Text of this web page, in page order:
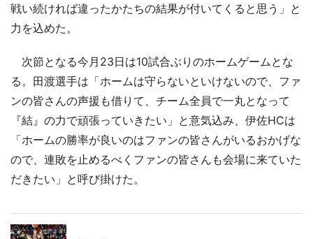
戦い続ければ違ったかたちの結果が付いてくると思う」と
力を込めた。
次節となる今月23日は10試合ぶりのホームゲームとな
る。田渡選手は「ホームは守らないといけないので、ファ
ンの皆さんの声援も借りて、チーム全員で一丸となって
『結』の力で頑張っていきたい」と意気込み、伊佐HCは
「ホームの勝率が良いのはファンの皆さんがいるおかげな
ので、連敗を止めるべくファンの皆さんも会場に来ていた
だきたい」と呼び掛けた。